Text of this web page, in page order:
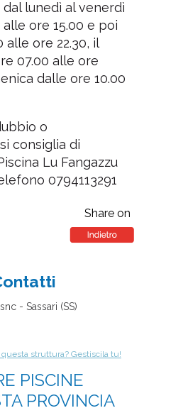
lunedì al venerdì
ore 15.00 e poi
alle ore 22.30, il
07.00 alle ore
dalle ore 10.00
o
consiglia di
Lu Fangazzu
0794113291
Share on
- Sassari (SS)
questa struttura? Gestiscila tu!
PISCINE
PROVINCIA